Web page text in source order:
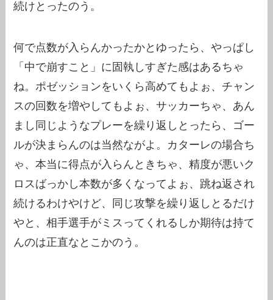
続けとったのう。
何で点数が入らんかったかとゆったら、やっぱし
「中で崩すこと」に固執しすぎた感はあるちゃ
ね。ポゼッションをいくら高めてもよぉ、チャン
スの回数を増やしてもよぉ、サッカーちゃ、あん
まし同じようなプレーを繰り返しとったら、ゴー
ルが決まらんのは当然ながよ。カターレの場合ち
ゃ、本当に得点が入らんときちゃ、精度が悪いク
ロスばっかし本数が多くなってよぉ、跳ね返され
続けるわけやけど、同じ攻撃を繰り返しとるだけ
やと、相手選手がミスってくれるしか期待は持て
んのは正直なとこかのう。